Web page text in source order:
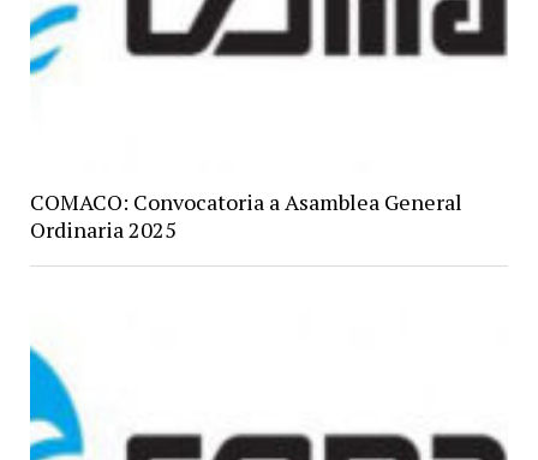
COMACO: Convocatoria a Asamblea General
Ordinaria 2025